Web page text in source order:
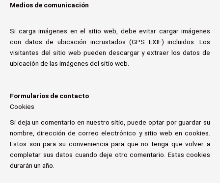
Medios de comunicación
Si carga imágenes en el sitio web, debe evitar cargar imágenes
con datos de ubicación incrustados (GPS EXIF) incluidos. Los
visitantes del sitio web pueden descargar y extraer los datos de
ubicación de las imágenes del sitio web.
Formularios de contacto
Cookies
Si deja un comentario en nuestro sitio, puede optar por guardar su
nombre, dirección de correo electrónico y sitio web en cookies.
Estos son para su conveniencia para que no tenga que volver a
completar sus datos cuando deje otro comentario. Estas cookies
durarán un año.